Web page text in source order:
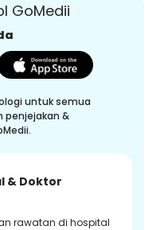
GoMedii
untuk semua
penjejakan &
& Doktor
rawatan di hospital